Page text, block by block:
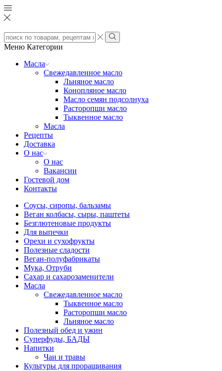
Search
input
Search
Меню Категории
Масла
Свежедавленное масло
Льняное масло
Конопляное масло
Масло семян подсолнуха
Расторопши масло
Тыквенное масло
Масла
Рецепты
Доставка
О нас
О нас
Вакансии
Гостевой дом
Контакты
Соусы, сиропы, бальзамы
Веган колбасы, сыры, паштеты
Безглютеновые продукты
Для выпечки
Орехи и сухофрукты
Полезные сладости
Веган-полуфабрикаты
Мука, Отруби
Сахар и сахарозаменители
Масла
Свежедавленное масло
Тыквенное масло
Расторопши масло
Льняное масло
Полезный обед и ужин
Суперфуды, БАДЫ
Напитки
Чаи и травы
Культуры для проращивания